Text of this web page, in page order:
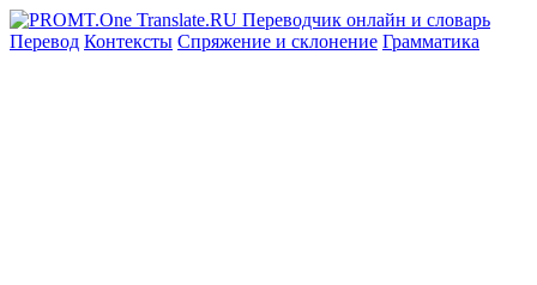
Перевод Контексты Спряжение и склонение Грамматика